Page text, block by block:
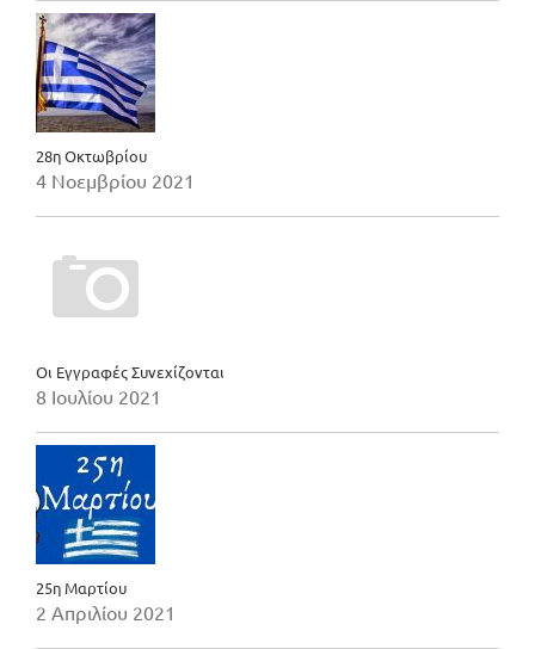
28η Οκτωβρίου
4 Νοεμβρίου 2021
Οι Εγγραφές Συνεχίζονται
8 Ιουλίου 2021
25η Μαρτίου
2 Απριλίου 2021